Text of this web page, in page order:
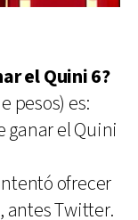
el Quini 6?
pesos) es:
ganar el Quini
ofrecer
antes Twitter.